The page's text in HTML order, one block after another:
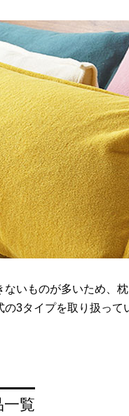
いものが多いため、
3タイプを取り扱って
覧